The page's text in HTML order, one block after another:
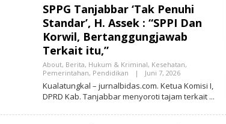
B
I
D
S
SPPG Tanjabbar ‘Tak Penuhi
Standar’, H. Assek : “SPPI Dan
Korwil, Bertanggungjawab
Terkait itu,”
About, Berita, Hukum & Kriminal, Kesehatan,
Pemerintahan, Pendidikan | Juni 7, 2026O
E
H
U
Kualatungkal – jurnalbidas.com. Ketua Komisi I,
DPRD Kab. Tanjabbar menyoroti tajam terkait